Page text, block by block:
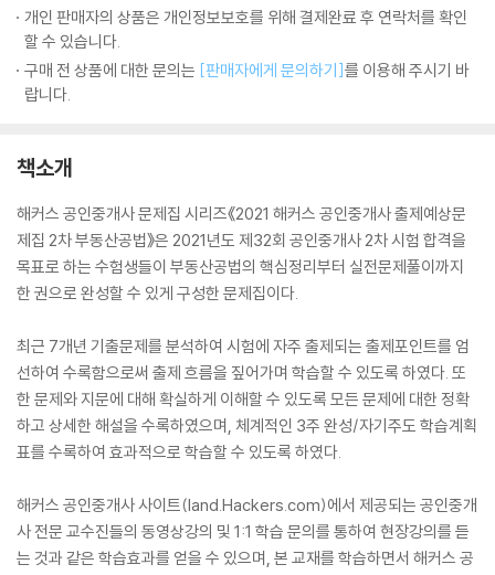
개인 판매자의 상품은 개인정보보호를 위해 결제완료 후 연락처를 확인
할 수 있습니다.
구매 전 상품에 대한 문의는 [판매자에게 문의하기]를 이용해 주시기 바
랍니다.
책소개
해커스 공인중개사 문제집 시리즈《2021 해커스 공인중개사 출제예상문
제집 2차 부동산공법》은 2021년도 제32회 공인중개사 2차 시험 합격을
목표로 하는 수험생들이 부동산공법의 핵심정리부터 실전문제풀이까지
한 권으로 완성할 수 있게 구성한 문제집이다.
최근 7개년 기출문제를 분석하여 시험에 자주 출제되는 출제포인트를 엄
선하여 수록함으로써 출제 흐름을 짚어가며 학습할 수 있도록 하였다. 또
한 문제와 지문에 대해 확실하게 이해할 수 있도록 모든 문제에 대한 정확
하고 상세한 해설을 수록하였으며, 체계적인 3주 완성/자기주도 학습계획
표를 수록하여 효과적으로 학습할 수 있도록 하였다.
해커스 공인중개사 사이트(land.Hackers.com)에서 제공되는 공인중개
사 전문 교수진들의 동영상강의 및 1:1 학습 문의를 통하여 현장강의를 듣
는 것과 같은 학습효과를 얻을 수 있으며, 본 교재를 학습하면서 해커스 공